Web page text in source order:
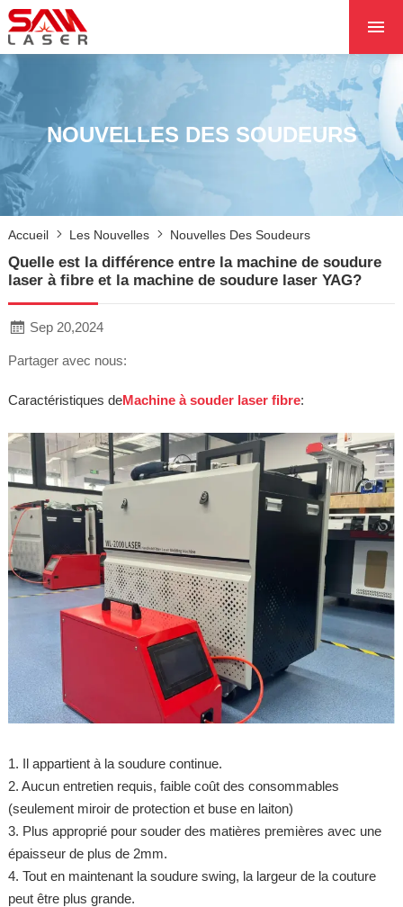
À PROPOS DE
PRODUITS
LES PROJETS
LES NOUVELLES
NOUVELLES DES SOUDEURS
Accueil Les Nouvelles Nouvelles Des Soudeurs
Quelle est la différence entre la machine de soudure
laser à fibre et la machine de soudure laser YAG?
Sep 20,2024
Partager avec nous:
Caractéristiques deMachine à souder laser fibre:
1. Il appartient à la soudure continue.
2. Aucun entretien requis, faible coût des consommables
(seulement miroir de protection et buse en laiton)
3. Plus approprié pour souder des matières premières avec une
épaisseur de plus de 2mm.
4. Tout en maintenant la soudure swing, la largeur de la couture
peut être plus grande.